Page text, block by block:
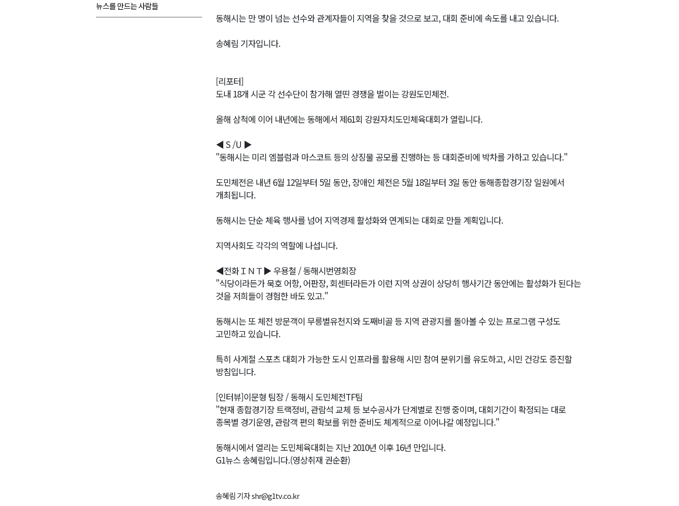
뉴스를 만드는 사람들
동해시는 만 명이 넘는 선수와 관계자들이 지역을 찾을 것으로 보고, 대회 준비에 속도를 내고 있습니다.
송혜림 기자입니다.
[리포터]
도내 18개 시군 각 선수단이 참가해 열띤 경쟁을 벌이는 강원도민체전.
올해 삼척에 이어 내년에는 동해에서 제61회 강원자치도민체육대회가 열립니다.
◀ S /U ▶
"동해시는 미리 엠블럼과 마스코트 등의 상징물 공모를 진행하는 등 대회준비에 박차를 가하고 있습니다."
도민체전은 내년 6월 12일부터 5일 동안, 장애인 체전은 5월 18일부터 3일 동안 동해종합경기장 일원에서
개최됩니다.
동해시는 단순 체육 행사를 넘어 지역경제 활성화와 연계되는 대회로 만들 계획입니다.
지역사회도 각각의 역할에 나섭니다.
◀전화ＩＮＴ▶ 우용철 / 동해시번영회장
"식당이라든가 묵호 어항, 어판장, 회센터라든가 이런 지역 상권이 상당히 행사기간 동안에는 활성화가 된다는
것을 저희들이 경험한 바도 있고."
동해시는 또 체전 방문객이 무릉별유천지와 도째비골 등 지역 관광지를 돌아볼 수 있는 프로그램 구성도
고민하고 있습니다.
특히 사계절 스포츠 대회가 가능한 도시 인프라를 활용해 시민 참여 분위기를 유도하고, 시민 건강도 증진할
방침입니다.
[인터뷰]이문형 팀장 / 동해시 도민체전TF팀
"현재 종합경기장 트랙정비, 관람석 교체 등 보수공사가 단계별로 진행 중이며, 대회기간이 확정되는 대로
종목별 경기운영, 관람객 편의 확보를 위한 준비도 체계적으로 이어나갈 예정입니다."
동해시에서 열리는 도민체육대회는 지난 2010년 이후 16년 만입니다.
G1뉴스 송혜림입니다.(영상취재 권순환)
송혜림 기자 shr@g1tv.co.kr